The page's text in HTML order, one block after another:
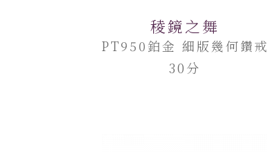
稜鏡之舞
PT950鉑金 細版幾何鑽戒
30分